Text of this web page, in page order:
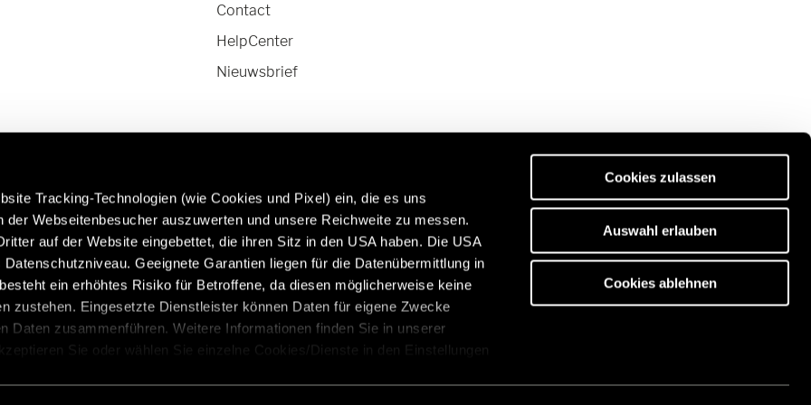
Tracking-Technologien (wie Cookies und Pixel) ein, die es uns
der Webseitenbesucher auszuwerten und unsere Reichweite zu messen.
auf der Website eingebettet, die ihren Sitz in den USA haben. Die USA
Geeignete Garantien liegen für die Datenübermittlung in
ein erhöhtes Risiko für Betroffene, da diesen möglicherweise keine
zustehen. Eingesetzte Dienstleister können Daten für eigene Zwecke
Daten zusammenführen. Weitere Informationen finden Sie in unserer
Sie oder wählen Sie einzelne Cookies/Dienste in den Einstellungen
Cookies zulassen
Auswahl erlauben
Cookies ablehnen
Contact
HelpCenter
Nieuwsbrief
over originele
en -accessoires:
originele-
accessoires
Caravans in premium kwaliteit:
https://www.eriba.com/be/nl
Ontdek onze reisportal:
https://www.freeontour.com/nl